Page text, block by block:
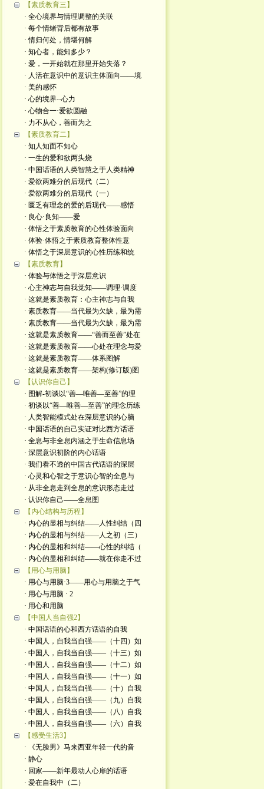
【素质教育三】
· 全心境界与情理调整的关联
· 每个情绪背后都有故事
· 情归何处，情堪何解
· 知心者，能知多少？
· 爱，一开始就在那里开始失落？
· 人活在意识中的意识主体面向——境
· 美的感怀
· 心的境界--心力
· 心物合一·爱欲圆融
· 力不从心，善而为之
【素质教育二】
· 知人知面不知心
· 一生的爱和欲两头烧
· 中国话语的人类智慧之于人类精神
· 爱欲两难分的后现代（二）
· 爱欲两难分的后现代（一）
· 匮乏有理念的爱的后现代——感悟
· 良心·良知——爱
· 体悟之于素质教育的心性体验面向
· 体验·体悟之于素质教育整体性意
· 体悟之于深层意识的心性历练和统
【素质教育】
· 体验与体悟之于深层意识
· 心主神志与自我觉知——调理·调度
· 这就是素质教育：心主神志与自我
· 素质教育——当代最为欠缺，最为需
· 素质教育——当代最为欠缺，最为需
· 这就是素质教育——“善而至善”处在
· 这就是素质教育——心处在理念与爱
· 这就是素质教育——体系图解
· 这就是素质教育——架构(修订版)图
【认识你自己】
· 图解-初谈以“善—唯善—至善”的理
· 初谈以“善—唯善—至善”的理念历练
· 人类智能模式处在深层意识的心脑
· 中国话语的自己实证对比西方话语
· 全息与非全息内涵之于生命信息场
· 深层意识初阶的内心话语
· 我们看不透的中国古代话语的深层
· 心灵和心智之于意识心智的全息与
· 从非全息走到全息的意识形态走过
· 认识你自己——全息图
【内心结构与历程】
· 内心的显相与纠结——人性纠结（四
· 内心的显相与纠结——人之初（三）
· 内心的显相和纠结——心性的纠结（
· 内心的显相和纠结——就在你走不过
【用心与用脑】
· 用心与用脑·3——用心与用脑之于气
· 用心与用脑 · 2
· 用心和用脑
【中国人当自强2】
· 中国话语的心和西方话语的自我
· 中国人，自我当自强——（十四）如
· 中国人，自我当自强——（十三）如
· 中国人，自我当自强——（十二）如
· 中国人，自我当自强——（十一）如
· 中国人，自我当自强——（十）自我
· 中国人，自我当自强——（九）自我
· 中国人，自我当自强——（八）自我
· 中国人，自我当自强——（六）自我
【感受生活3】
· 《无脸男》马来西亚年轻一代的音
· 静心
· 回家——新年最动人心扉的话语
· 爱在自我中（二）